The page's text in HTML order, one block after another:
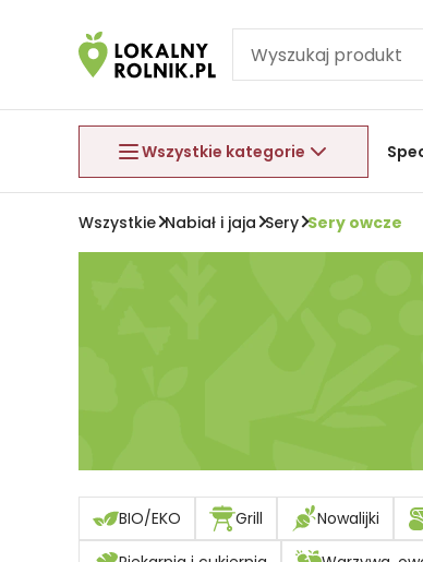
Wszystkie kategorie
Aby wyjść z menu, naciśnij przycisk Esc.
Wszystkie Nabiał i jaja Sery Sery owcze
BIO/EKO Grill Nowalijki